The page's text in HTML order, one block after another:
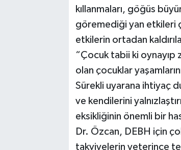
kıllanmaları, göğüs
göremediği yan etkileri
etkilerin ortadan
“Çocuk tabii ki
olan çocuklar
Sürekli uyarana ihtiyaç
ve kendilerini
eksikliğinin önemli bir
Dr. Özcan, DEBH için
takviyelerin yeterince